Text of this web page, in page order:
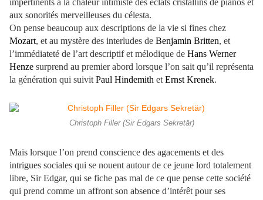
impertinents à la chaleur intimiste des éclats cristallins de pianos et
aux sonorités merveilleuses du célesta.
On pense beaucoup aux descriptions de la vie si fines chez
Mozart, et au mystère des interludes de Benjamin Britten, et
l’immédiateté de l’art descriptif et mélodique de Hans Werner
Henze surprend au premier abord lorsque l’on sait qu’il représenta
la génération qui suivit Paul Hindemith et Ernst Krenek.
Christoph Filler (Sir Edgars Sekretär)
Mais lorsque l’on prend conscience des agacements et des
intrigues sociales qui se nouent autour de ce jeune lord totalement
libre, Sir Edgar, qui se fiche pas mal de ce que pense cette société
qui prend comme un affront son absence d’intérêt pour ses